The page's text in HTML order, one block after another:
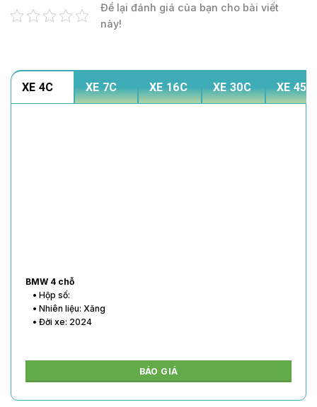
Để lại đánh giá của bạn cho bài viết
này!
XE 4C XE 7C XE 16C XE 30C XE 45C
BMW 4 chỗ
• Hộp số:
• Nhiên liệu: Xăng
• Đời xe: 2024
BÁO GIÁ